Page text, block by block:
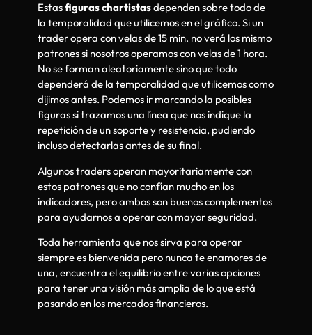
Estasfiguras chartistasdependen sobre todo de
la temporalidad que utilicemos en el gráfico. Si un
trader opera con velas de 15 min. no verá los mismo
patrones si nosotros operamos con velas de 1 hora.
No se forman aleatoriamente sino que todo
dependerá de la temporalidad que utilicemos como
dijimos antes. Podemos ir marcando la posibles
figuras si trazamos una línea que nos indique la
repetición de un soporte y resistencia, pudiendo
incluso detectarlas antes de su final.
Algunos traders operan mayoritariamente con
estos patrones que no confían mucho en los
indicadores, pero ambos son buenos complementos
para ayudarnos a operar con mayor seguridad.
Toda herramienta que nos sirva para operar
siempre es bienvenida pero nunca te enamores de
una, encuentra el equilibrio entre varias opciones
para tener una visión más amplia de lo que está
pasando en los mercados financieros.